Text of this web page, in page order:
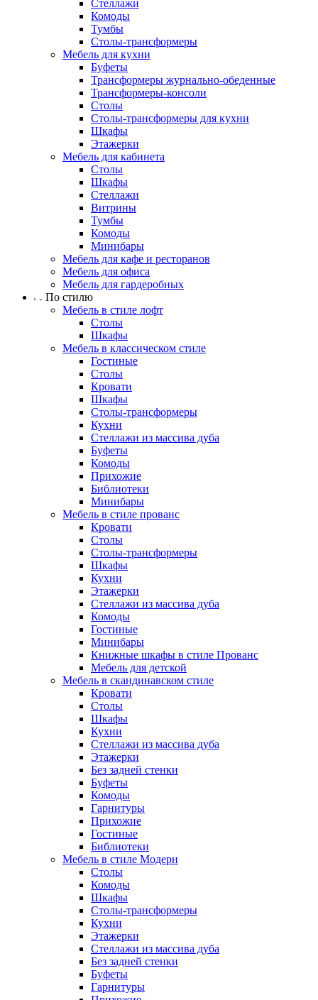
Стеллажи
Комоды
Тумбы
Столы-трансформеры
Мебель для кухни
Буфеты
Трансформеры журнально-обеденные
Трансформеры-консоли
Столы
Столы-трансформеры для кухни
Шкафы
Этажерки
Мебель для кабинета
Столы
Шкафы
Стеллажи
Витрины
Тумбы
Комоды
Минибары
Мебель для кафе и ресторанов
Мебель для офиса
Мебель для гардеробных
По стилю
Мебель в стиле лофт
Столы
Шкафы
Мебель в классическом стиле
Гостиные
Столы
Кровати
Шкафы
Столы-трансформеры
Кухни
Стеллажи из массива дуба
Буфеты
Комоды
Прихожие
Библиотеки
Минибары
Мебель в стиле прованс
Кровати
Столы
Столы-трансформеры
Шкафы
Кухни
Этажерки
Стеллажи из массива дуба
Комоды
Гостиные
Минибары
Книжные шкафы в стиле Прованс
Мебель для детской
Мебель в скандинавском стиле
Кровати
Столы
Шкафы
Кухни
Стеллажи из массива дуба
Этажерки
Без задней стенки
Буфеты
Комоды
Гарнитуры
Прихожие
Гостиные
Библиотеки
Мебель в стиле Модерн
Столы
Комоды
Шкафы
Столы-трансформеры
Кухни
Этажерки
Стеллажи из массива дуба
Без задней стенки
Буфеты
Гарнитуры